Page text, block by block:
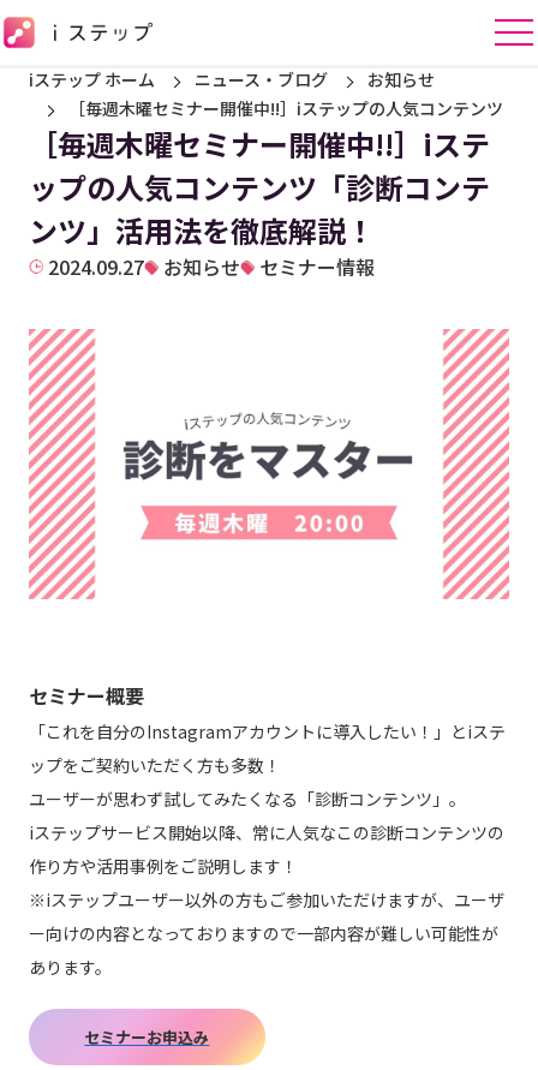
iステップ ホーム ニュース・ブログ
お知らせ
［毎週木曜セミナー開催中!!］iステップの人気コンテンツ「
［毎週木曜セミナー開催中!!］iステ
ップの人気コンテンツ「診断コンテ
ンツ」活用法を徹底解説！
2024.09.27 お知らせ セミナー情報
セミナー概要
「これを自分のInstagramアカウントに導入したい！」とiステ
ップをご契約いただく方も多数！
ユーザーが思わず試してみたくなる「診断コンテンツ」。
iステップサービス開始以降、常に人気なこの診断コンテンツの
作り方や活用事例をご説明します！
※iステップユーザー以外の方もご参加いただけますが、ユーザ
ー向けの内容となっておりますので一部内容が難しい可能性が
あります。
セミナーお申込み